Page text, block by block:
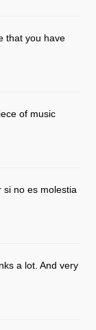
that you have
of music
si no es molestia
a lot. And very